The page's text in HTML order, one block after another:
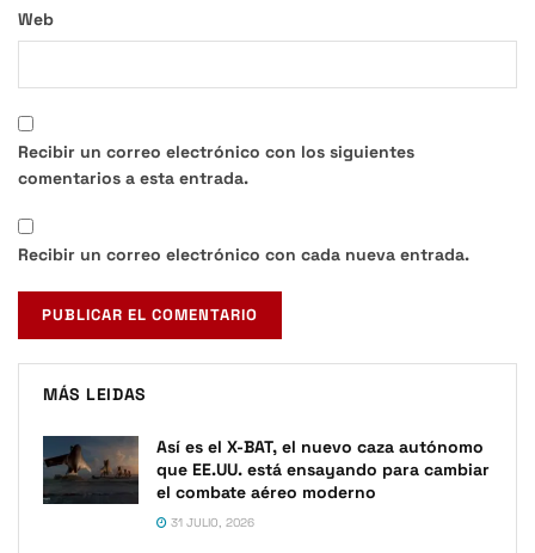
Web
Recibir un correo electrónico con los siguientes
comentarios a esta entrada.
Recibir un correo electrónico con cada nueva entrada.
MÁS LEIDAS
Así es el X-BAT, el nuevo caza autónomo
que EE.UU. está ensayando para cambiar
el combate aéreo moderno
31 JULIO, 2026